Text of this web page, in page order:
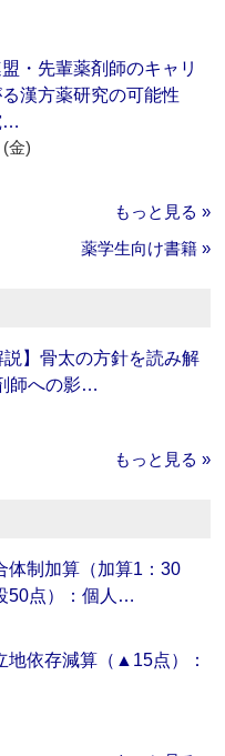
盟・先輩薬剤師のキャリ
る漢方薬研究の可能性
…
金)
もっと見る »
薬学生向け書籍 »
説】骨太の方針を読み解
師への影…
もっと見る »
体制加算（加算1：30
50点）：個人…
地依存減算（▲15点）：